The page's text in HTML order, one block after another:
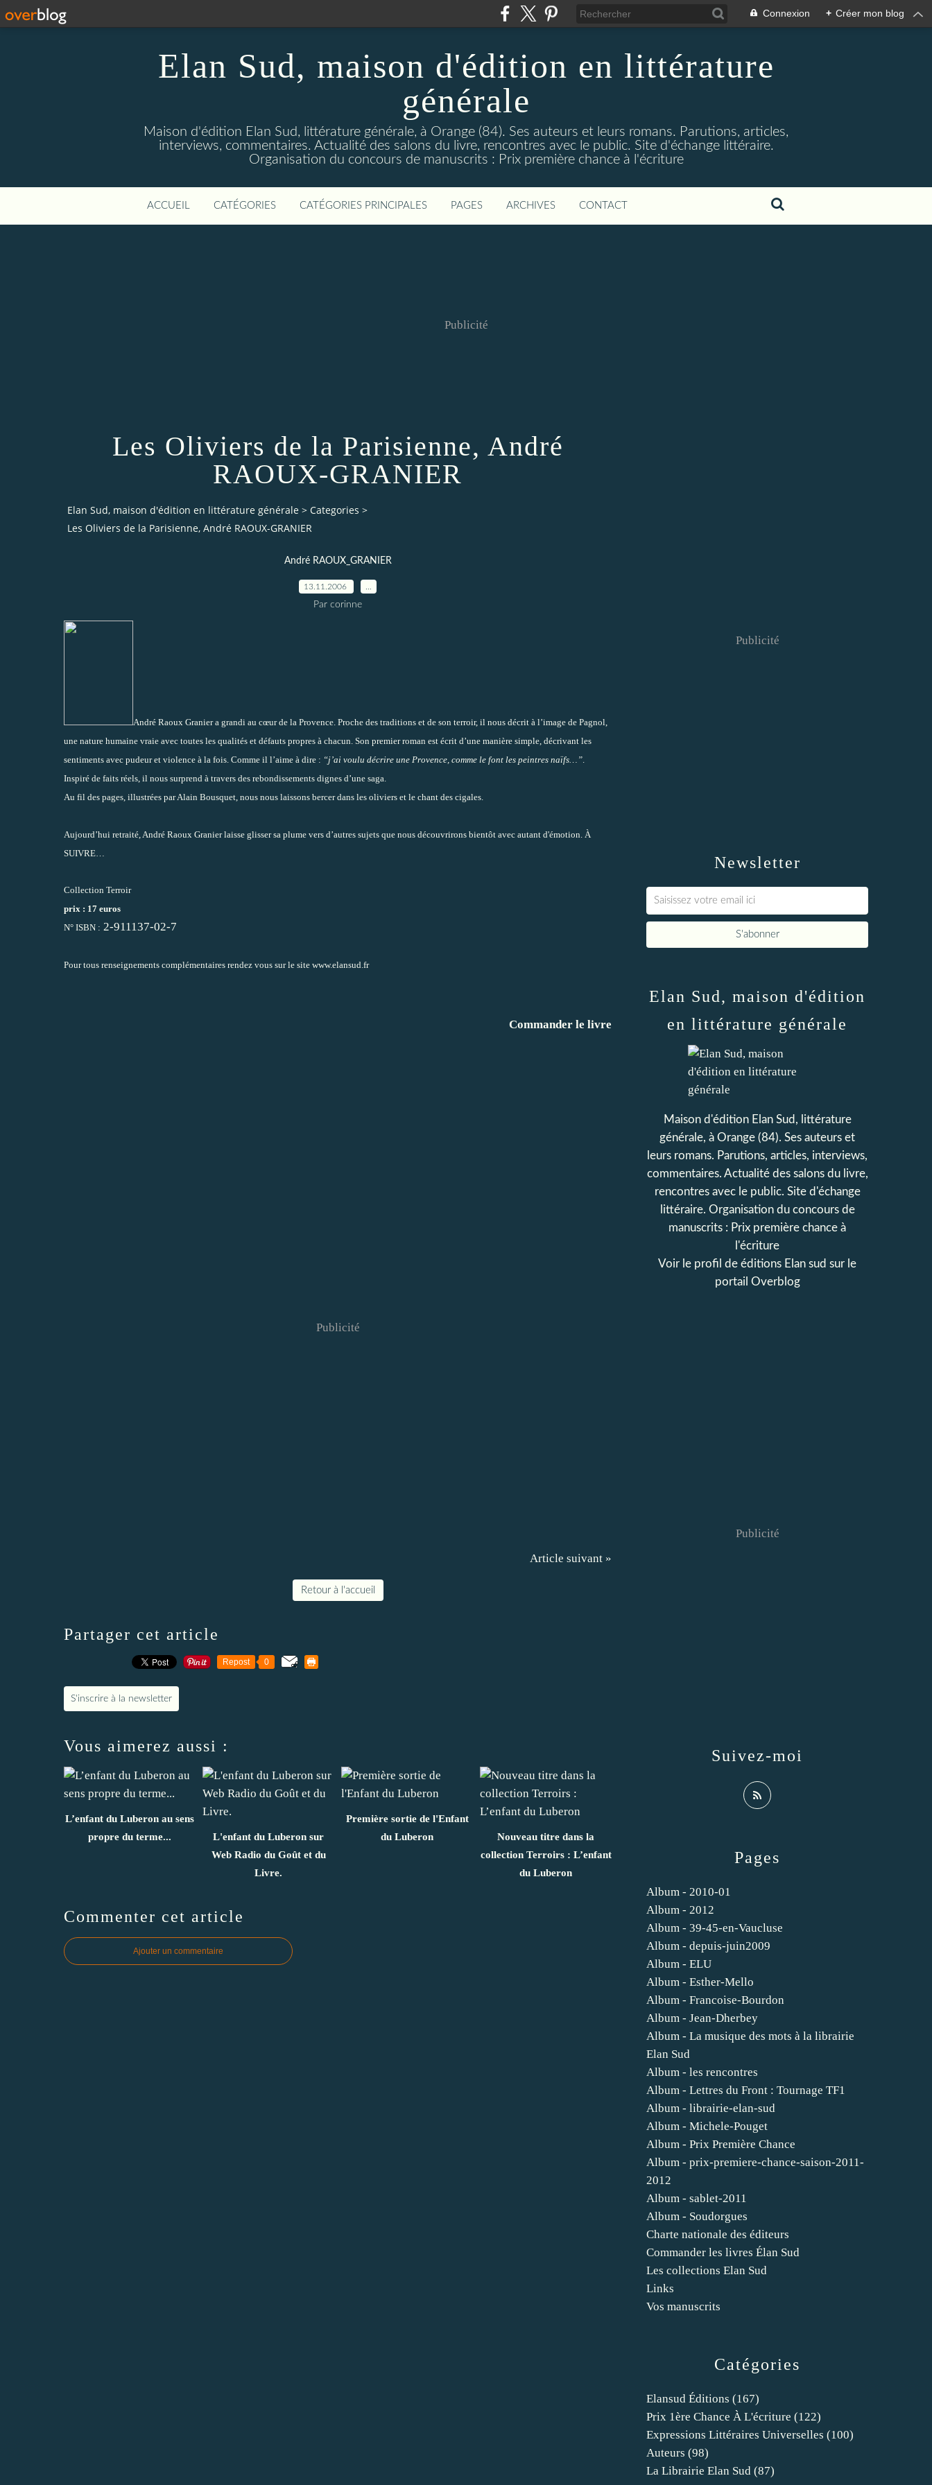
Connexion + Créer mon blog
Elan Sud, maison d'édition en littérature
générale
Maison d'édition Elan Sud, littérature générale, à Orange (84). Ses auteurs et leurs romans. Parutions, articles,
interviews, commentaires. Actualité des salons du livre, rencontres avec le public. Site d'échange littéraire.
Organisation du concours de manuscrits : Prix première chance à l'écriture
ACCUEIL CATÉGORIES CATÉGORIES PRINCIPALES PAGES ARCHIVES CONTACT
Publicité
Les Oliviers de la Parisienne, André
RAOUX-GRANIER
Elan Sud, maison d'édition en littérature générale > Categories >
Les Oliviers de la Parisienne, André RAOUX-GRANIER
André RAOUX_GRANIER
13.11.2006
Par corinne
André Raoux Granier a grandi au cœur de la Provence. Proche des traditions et de son terroir, il nous décrit à l’image de Pagnol,
une nature humaine vraie avec toutes les qualités et défauts propres à chacun. Son premier roman est écrit d’une manière simple, décrivant les
sentiments avec pudeur et violence à la fois. Comme il l’aime à dire : “j’ai voulu décrire une Provence, comme le font les peintres naïfs…”
Inspiré de faits réels, il nous surprend à travers des rebondissements dignes d’une saga.
Au fil des pages, illustrées par Alain Bousquet, nous nous laissons bercer dans les oliviers et le chant des cigales.
Aujourd’hui retraité, André Raoux Granier laisse glisser sa plume vers d’autres sujets que nous découvrirons bientôt avec autant d'émotion. À
SUIVRE…
Collection Terroir
prix : 17 euros
N° ISBN : 2-911137-02-7
Pour tous renseignements complémentaires rendez vous sur le site www.elansud.fr
Commander le livre
Publicité
Article suivant »
Retour à l'accueil
Partager cet article
Repost 0
S'inscrire à la newsletter
Vous aimerez aussi :
L’enfant du Luberon au sens
propre du terme...
L'enfant du Luberon sur
Web Radio du Goût et du
Livre.
Première sortie de l'Enfant
du Luberon
Nouveau titre dans la
collection Terroirs : L’enfant
du Luberon
Commenter cet article
Ajouter un commentaire
Newsletter
Publicité
Catégories
Elansud Éditions (167)
Prix 1ère Chance À L'écriture (122)
Expressions Littéraires Universelles (100)
Auteurs (98)
La Librairie Elan Sud (87)
Pages
Album - 2010-01
Album - 2012
Album - 39-45-en-Vaucluse
Album - depuis-juin2009
Album - ELU
Album - Esther-Mello
Album - Francoise-Bourdon
Album - Jean-Dherbey
Album - La musique des mots à la librairie
Elan Sud
Album - les rencontres
Album - Lettres du Front : Tournage TF1
Album - librairie-elan-sud
Album - Michele-Pouget
Album - Prix Première Chance
Album - prix-premiere-chance-saison-2011-
2012
Album - sablet-2011
Album - Soudorgues
Charte nationale des éditeurs
Commander les livres Élan Sud
Les collections Elan Sud
Links
Vos manuscrits
Elan Sud, maison d'édition
en littérature générale
Maison d'édition Elan Sud, littérature
générale, à Orange (84). Ses auteurs et
leurs romans. Parutions, articles, interviews,
commentaires. Actualité des salons du livre,
rencontres avec le public. Site d'échange
littéraire. Organisation du concours de
manuscrits : Prix première chance à
l'écriture
Voir le profil de éditions Elan sud sur le
portail Overblog
Suivez-moi
Publicité